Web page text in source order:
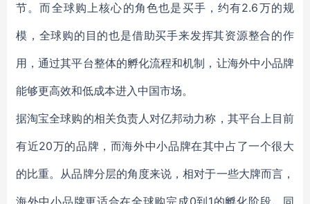
节。而全球购上核心的角色也是买手，约有2.6万的规
模，全球购的目的也是借助买手来发挥其资源整合的作
用，通过其平台整体的孵化流程和机制，让海外中小品牌
能够更高效和低成本进入中国市场。
据淘宝全球购的相关负责人对亿邦动力称，其平台上目前
有近20万的品牌，而海外中小品牌在其中占了一个很大
的比重。从品牌分层的角度来说，相对于一些大牌而言，
海外中小品牌更适合在全球购完成0到1的孵化阶段。同